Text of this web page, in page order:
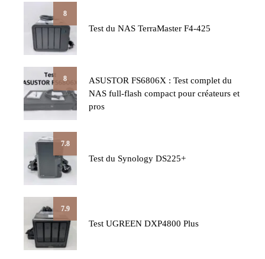
8
Test du NAS TerraMaster F4-425
8
ASUSTOR FS6806X : Test complet du
NAS full-flash compact pour créateurs et
pros
7.8
Test du Synology DS225+
7.9
Test UGREEN DXP4800 Plus